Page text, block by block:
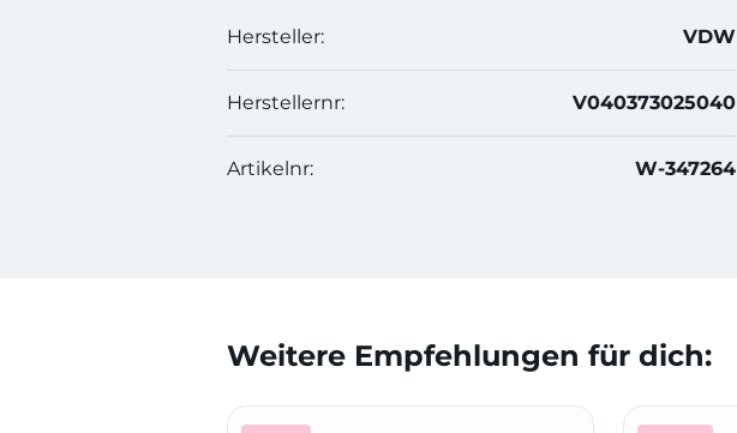
Hersteller: VDW
Herstellernr: V040373025040
Artikelnr: W-347264
Weitere Empfehlungen für dich: